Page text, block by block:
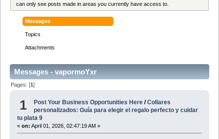
can only see posts made in areas you currently have access to.
Messages
Topics
Attachments
Messages - vapormoYxr
Pages: [1]
1 Post Your Business Opportunities Here /Collares
personalizados: Guía para elegir el regalo perfecto y cuidar
tu plata 9
« on: April 01, 2026, 02:47:19 AM »